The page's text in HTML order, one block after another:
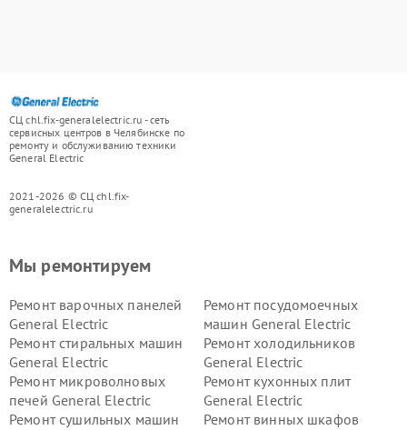
СЦ chl.fix-generalelectric.ru - сеть
сервисных центров в Челябинске по
ремонту и обслуживанию техники
General Electric
2021-2026 © СЦ chl.fix-
generalelectric.ru
Мы ремонтируем
Ремонт варочных панелей
General Electric
Ремонт посудомоечных
машин General Electric
Ремонт стиральных машин
General Electric
Ремонт холодильников
General Electric
Ремонт микроволновых
печей General Electric
Ремонт кухонных плит
General Electric
Ремонт сушильных машин
Ремонт винных шкафов